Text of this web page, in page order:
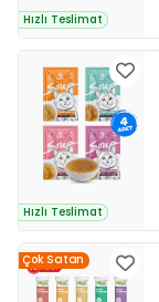
Hızlı Teslimat
Hızlı Teslimat
Çok Satan